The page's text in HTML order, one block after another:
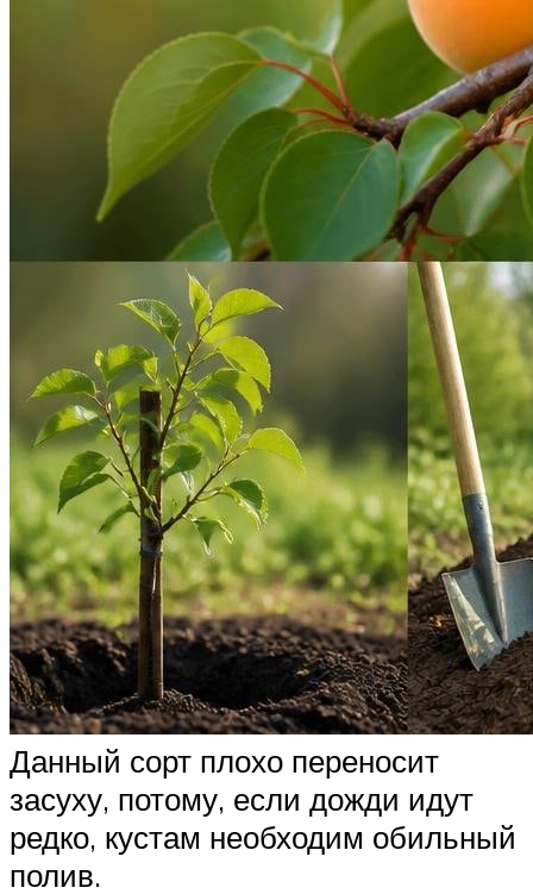
Данный сорт плохо переносит
засуху, потому, если дожди идут
редко, кустам необходим обильный
полив.